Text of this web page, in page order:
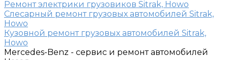
Ремонт электрики грузовиков Sitrak, Howo
Слесарный ремонт грузовых автомобилей Sitrak,
Howo
Кузовной ремонт грузовых автомобилей Sitrak,
Howo
Mercedes-Benz - сервис и ремонт автомобилей